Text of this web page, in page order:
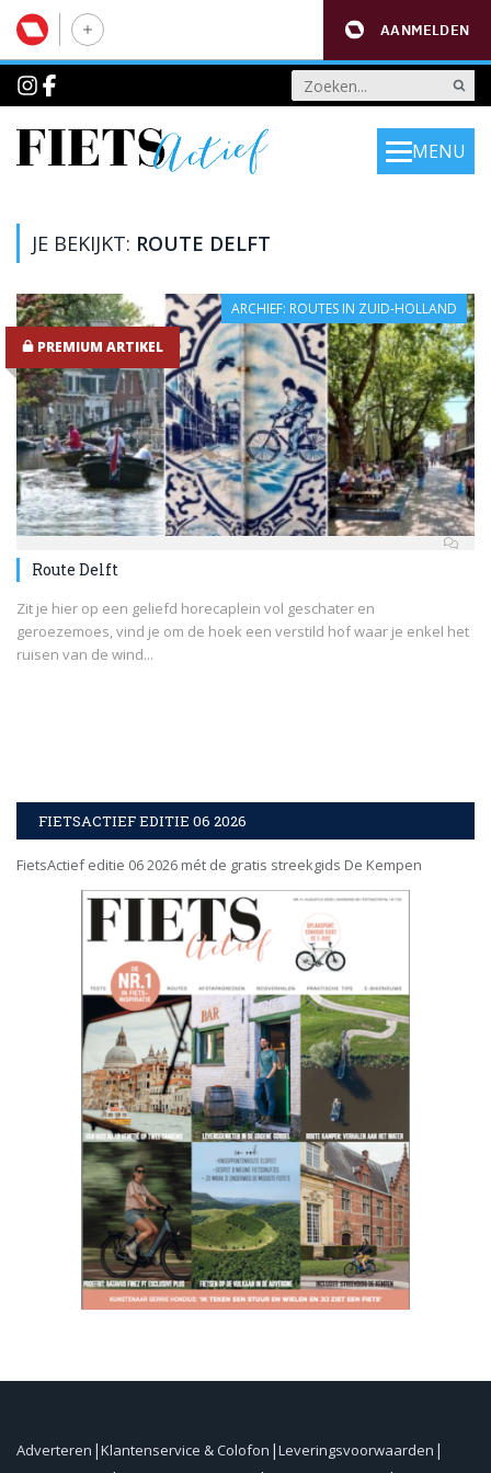
AANMELDEN
MENU
JE BEKIJKT: ROUTE DELFT
PREMIUM ARTIKEL
ARCHIEF: ROUTES IN ZUID-HOLLAND
Route Delft
Zit je hier op een geliefd horecaplein vol geschater en
geroezemoes, vind je om de hoek een verstild hof waar je enkel het
ruisen van de wind...
FIETSACTIEF EDITIE 06 2026
FietsActief editie 06 2026 mét de gratis streekgids De Kempen
Adverteren Klantenservice & Colofon Leveringsvoorwaarden